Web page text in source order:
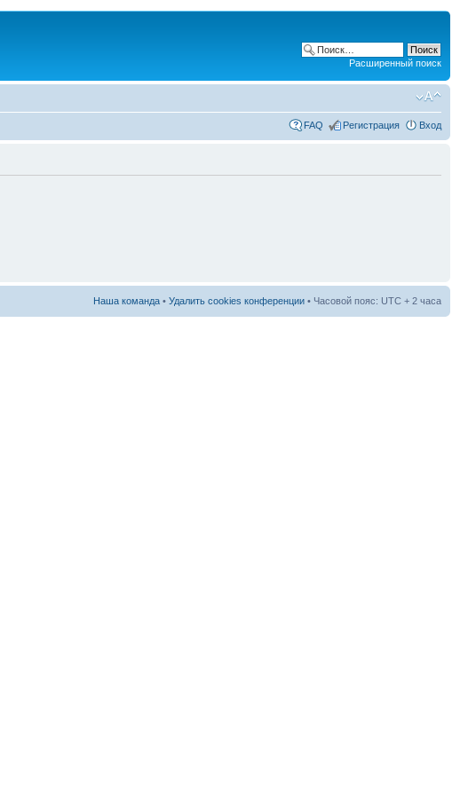
Расширенный поиск
FAQ Регистрация Вход
Наша команда • Удалить cookies конференции • Часовой пояс: UTC + 2 часа